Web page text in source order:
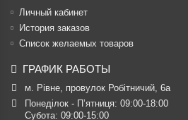
Личный кабинет
История заказов
Список желаемых товаров
ГРАФИК РАБОТЫ
м. Рівне, провулок Робітничий, 6а
Понеділок - П’ятниця: 09:00-18:00
Субота: 09:00-15:00